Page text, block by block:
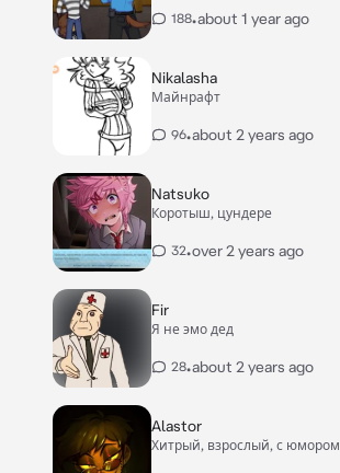
188•about 1 year ago
Nikalasha
Майнрафт
96•about 2 years ago
Natsuko
Коротыш, цундере
32•over 2 years ago
Fir
Я не эмо дед
28•about 2 years ago
Alastor
Хитрый, взрослый, с юмором